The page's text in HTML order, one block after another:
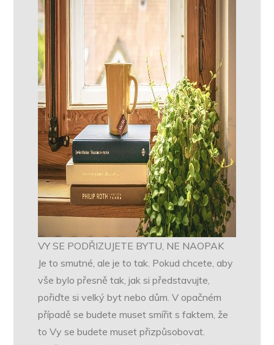
VY SE PODŘIZUJETE BYTU, NE NAOPAK
Je to smutné, ale je to tak. Pokud chcete, aby
vše bylo přesně tak, jak si představujte,
pořiďte si velký byt nebo dům. V opačném
případě se budete muset smířit s faktem, že
to Vy se budete muset přizpůsobovat.